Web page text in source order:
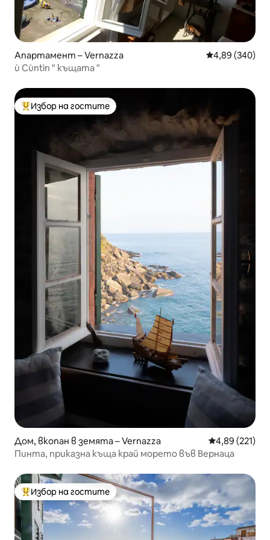
Апартамент – Vernazza Средна
4,89 (340)
ù Cùntìn " къщата "
Най-популярен избор на гостите
Избор на гостите
Дом, вкопан в земята – Vernazza Средна
4,89 (221)
Пинта, приказна къща край морето във Вернаца
Най-популярен избор на гостите
Избор на гостите